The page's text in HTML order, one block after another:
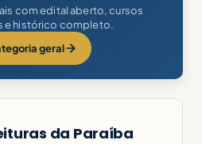
com edital aberto, cursos
e histórico completo.
geral
da Paraíba